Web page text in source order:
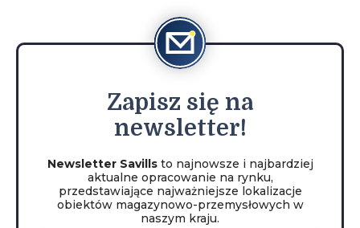
Zapisz się na
newsletter!
Newsletter Savillsto najnowsze i najbardziej
aktualne opracowanie na rynku,
przedstawiające najważniejsze lokalizacje
obiektów magazynowo-przemysłowych w
naszym kraju.